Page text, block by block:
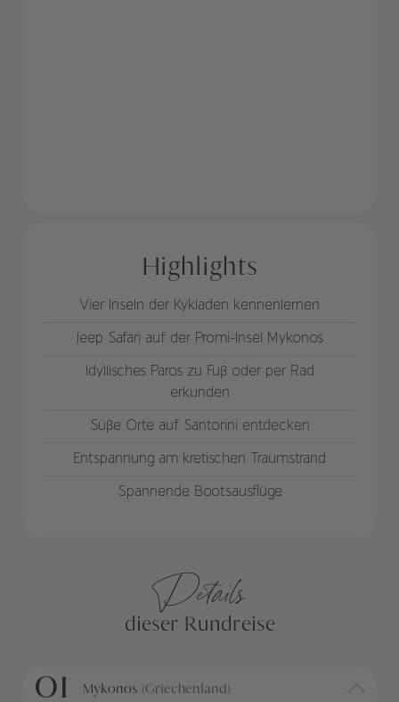
Highlights
Vier Inseln der Kykladen kennenlernen
Jeep Safari auf der Promi-Insel Mykonos
Idyllisches Paros zu Fuß oder per Rad
erkunden
Süße Orte auf Santorini entdecken
Entspannung am kretischen Traumstrand
Spannende Bootsausflüge
Details
dieser Rundreise
01 Mykonos (Griechenland)